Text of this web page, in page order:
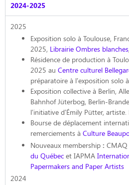
2024-2025
2025
Exposition solo à Toulouse,
2025, Librairie Ombres blanches
Résidence de production à
2025 au Centre culturel
préparatoire à l’exposition solo
Exposition collective à Berlin,
Bahnhof Jüterbog, Berlin-
l’initiative d’Émily Pütter,
Bourse de déplacement
remerciements à Culture
Nouveaux membership : CMAQ
du Québec et IAPMA
Papermakers and Paper Artists
2024